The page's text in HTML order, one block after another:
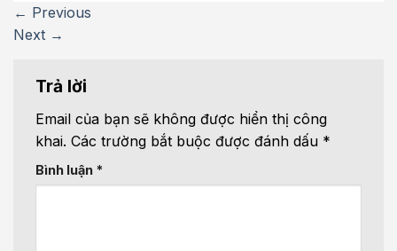
← Previous
Next →
Trả lời
Email của bạn sẽ không được hiển thị công
khai. Các trường bắt buộc được đánh dấu *
Bình luận *